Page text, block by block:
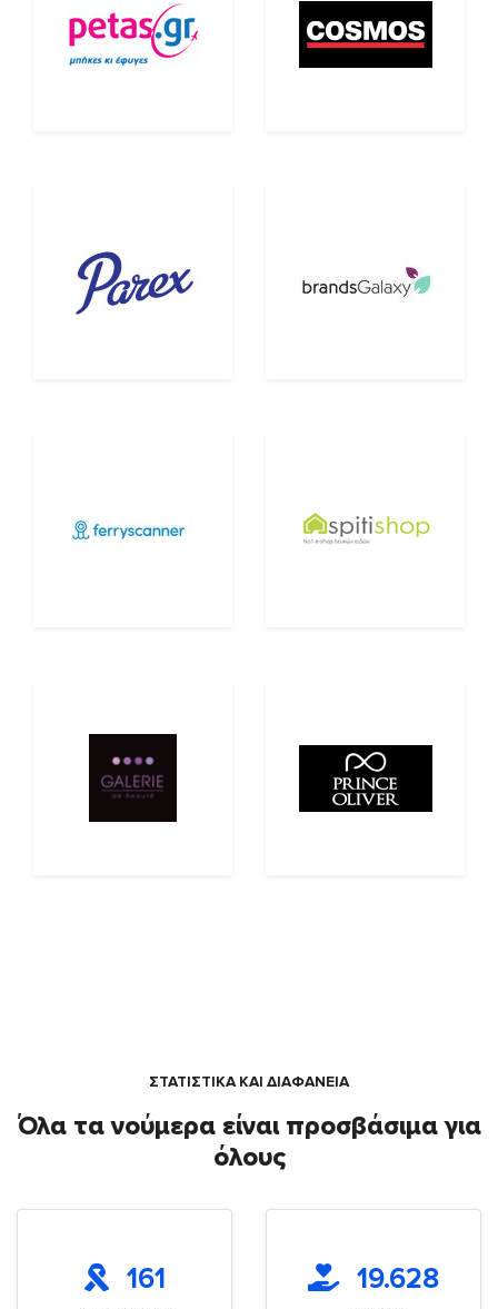
ΣΤΑΤΙΣΤΙΚΑ ΚΑΙ ΔΙΑΦΑΝΕΙΑ
Όλα τα νούμερα είναι προσβάσιμα για
όλους
161 19.628